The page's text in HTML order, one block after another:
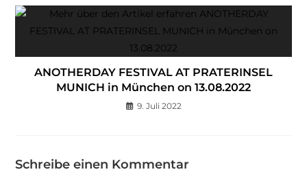
ANOTHERDAY FESTIVAL AT PRATERINSEL
MUNICH in München on 13.08.2022
9. Juli 2022
Schreibe einen Kommentar